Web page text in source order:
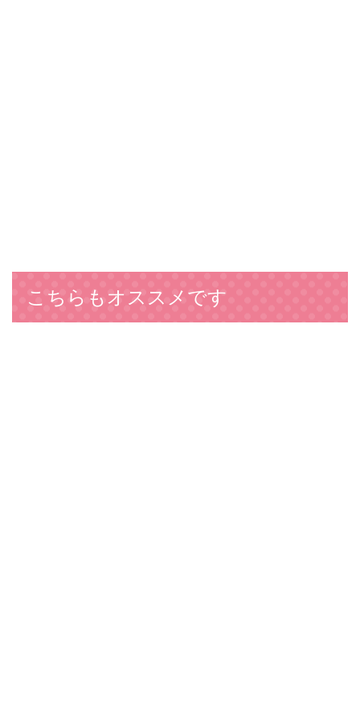
こちらもオススメです